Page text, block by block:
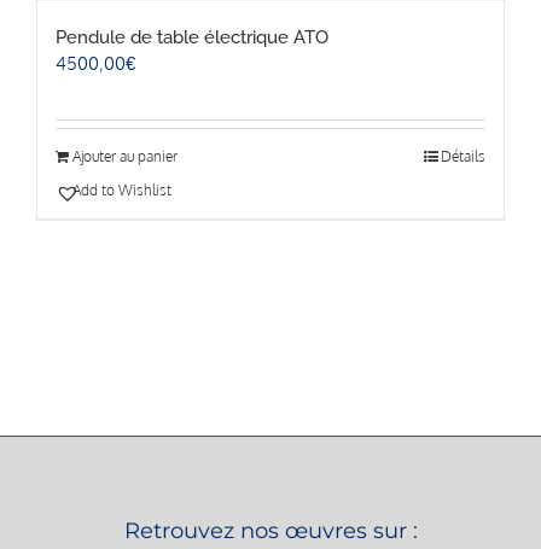
Pendule de table électrique ATO
4500,00€
Ajouter au panier
Détails
Add to Wishlist
Retrouvez nos œuvres sur :